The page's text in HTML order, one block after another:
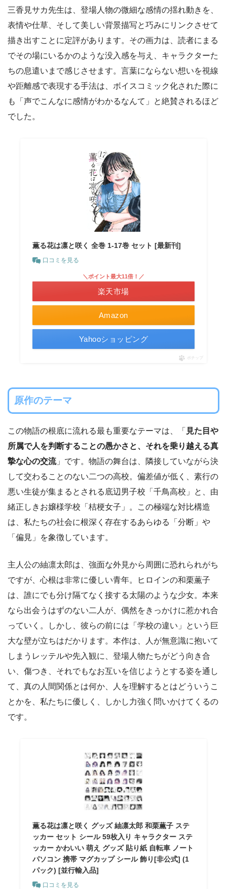
三香見サカ先生は、登場人物の微細な感情の揺れ動きを、
表情や仕草、そして美しい背景描写と巧みにリンクさせて
描き出すことに定評があります。その画力は、読者にまる
でその場にいるかのような没入感を与え、キャラクターた
ちの息遣いまで感じさせます。言葉にならない想いを視線
や距離感で表現する手法は、ボイスコミック化された際に
も「声でこんなに感情がわかるなんて」と絶賛されるほど
でした。
薫る花は凛と咲く 全巻 1-17巻 セット [最新刊]
口コミを見る
Amazon
＼ポイント最大11倍！／
楽天市場
Yahooショッピング
ポチップ
原作のテーマ
この物語の根底に流れる最も重要なテーマは、「 見た目や
所属で人を判断することの愚かさと、それを乗り越える真
摯な心の交流」です。物語の舞台は、隣接していながら決
して交わることのない二つの高校。偏差値が低く、素行の
悪い生徒が集まるとされる底辺男子校「千鳥高校」と、由
緒正しきお嬢様学校「桔梗女子」。この極端な対比構造
は、私たちの社会に根深く存在するあらゆる「分断」や
「偏見」を象徴しています。
主人公の紬凛太郎は、強面な外見から周囲に恐れられがち
ですが、心根は非常に優しい青年。ヒロインの和栗薫子
は、誰にでも分け隔てなく接する太陽のような少女。本来
なら出会うはずのない二人が、偶然をきっかけに惹かれ合
っていく。しかし、彼らの前には「学校の違い」という巨
大な壁が立ちはだかります。本作は、人が無意識に抱いて
しまうレッテルや先入観に、登場人物たちがどう向き合
い、傷つき、それでもなお互いを信じようとする姿を通し
て、真の人間関係とは何か、人を理解するとはどういうこ
とかを、私たちに優しく、しかし力強く問いかけてくるの
です。
薫る花は凛と咲く グッズ 紬凛太郎 和栗薫子 ステ
ッカー セット シール 59枚入り キャラクター ステ
ッカー かわいい 萌え グッズ 貼り紙 自転車 ノート
パソコン 携帯 マグカップ シール 飾り[非公式] (1
パック) [並行輸入品]
口コミを見る